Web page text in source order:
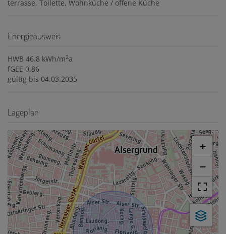
terrasse Toilette Wohnküche / offene Küche
Energieausweis
HWB 46.8 kWh/m2a
fGEE 0,86
gültig bis 04.03.2035
Lageplan
+
−